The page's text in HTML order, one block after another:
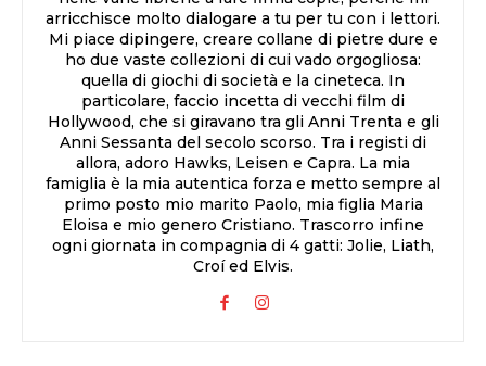
arricchisce molto dialogare a tu per tu con i lettori.
Mi piace dipingere, creare collane di pietre dure e
ho due vaste collezioni di cui vado orgogliosa:
quella di giochi di società e la cineteca. In
particolare, faccio incetta di vecchi film di
Hollywood, che si giravano tra gli Anni Trenta e gli
Anni Sessanta del secolo scorso. Tra i registi di
allora, adoro Hawks, Leisen e Capra. La mia
famiglia è la mia autentica forza e metto sempre al
primo posto mio marito Paolo, mia figlia Maria
Eloisa e mio genero Cristiano. Trascorro infine
ogni giornata in compagnia di 4 gatti: Jolie, Liath,
Croí ed Elvis.